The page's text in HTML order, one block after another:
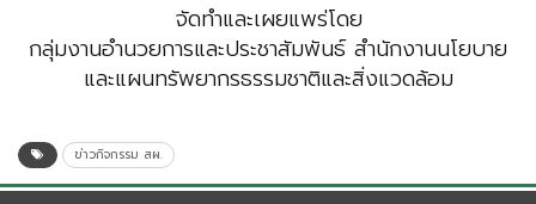
จัดทำและเผยแพร่โดย
กลุ่มงานอำนวยการและประชาสัมพันธ์ สำนักงานนโยบาย
และแผนทรัพยากรธรรมชาติและสิ่งแวดล้อม
ข่าวกิจกรรม สผ.